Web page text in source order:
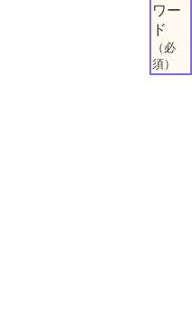
ワー
ド
（必
須）